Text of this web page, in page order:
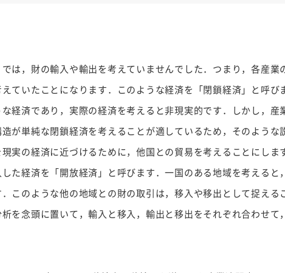
では，財の輸入や輸出を考えていませんでした．つまり，各産
ていたことになります．このような経済を「閉鎖経済」と呼び
経済であり，実際の経済を考えると非現実的です．しかし，産
が単純な閉鎖経済を考えることが適しているため，そのような
実の経済に近づけるために，他国との貿易を考えることにしま
た経済を「開放経済」と呼びます．一国のある地域を考えると
このような他の地域との財の取引は，移入や移出として捉える
を念頭に置いて，輸入と移入，輸出と移出をそれぞれ合わせて